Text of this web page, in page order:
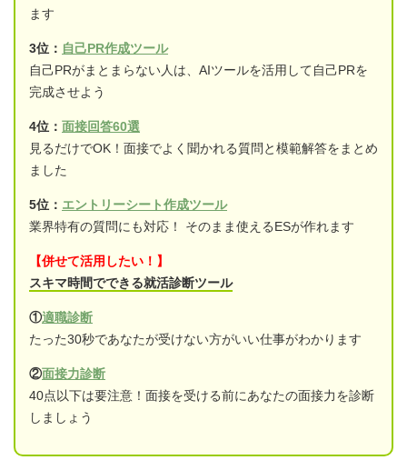
ます
3位： 自己PR作成ツール
自己PRがまとまらない人は、AIツールを活用して自己PRを
完成させよう
4位： 面接回答60選
見るだけでOK！面接でよく聞かれる質問と模範解答をまとめ
ました
5位： エントリーシート作成ツール
業界特有の質問にも対応！ そのまま使えるESが作れます
【併せて活用したい！】
スキマ時間でできる就活診断ツール
①適職診断
たった30秒であなたが受けない方がいい仕事がわかります
②面接力診断
40点以下は要注意！面接を受ける前にあなたの面接力を診断
しましょう